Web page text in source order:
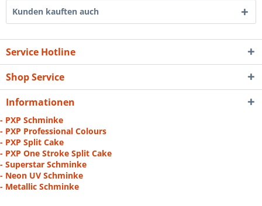
Kunden kauften auch
Service Hotline
Shop Service
Informationen
- PXP Schminke
- PXP Professional Colours
- PXP Split Cake
- PXP One Stroke Split Cake
- Superstar Schminke
- Neon UV Schminke
- Metallic Schminke